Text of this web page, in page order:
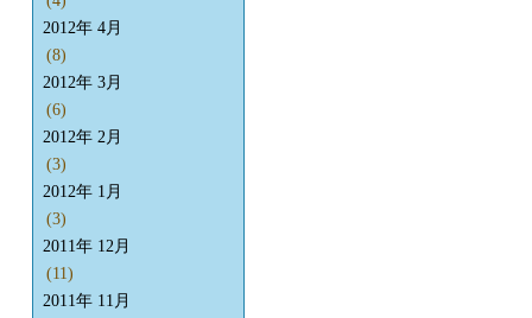
2012年 4月
(8)
2012年 3月
(6)
2012年 2月
(3)
2012年 1月
(3)
2011年 12月
(11)
2011年 11月